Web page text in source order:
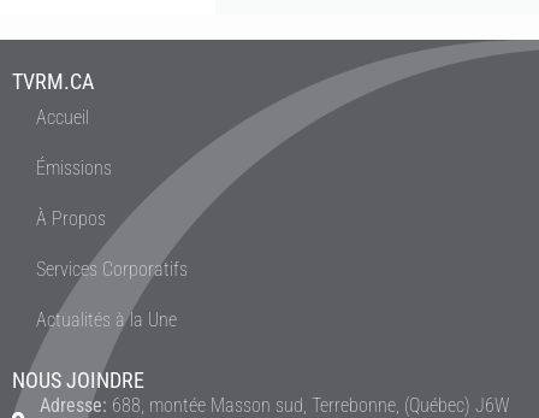
TVRM.CA
Accueil
Émissions
À Propos
Services Corporatifs
Actualités à la Une
NOUS JOINDRE
Adresse: 688, montée Masson sud, Terrebonne, (Québec) J6W